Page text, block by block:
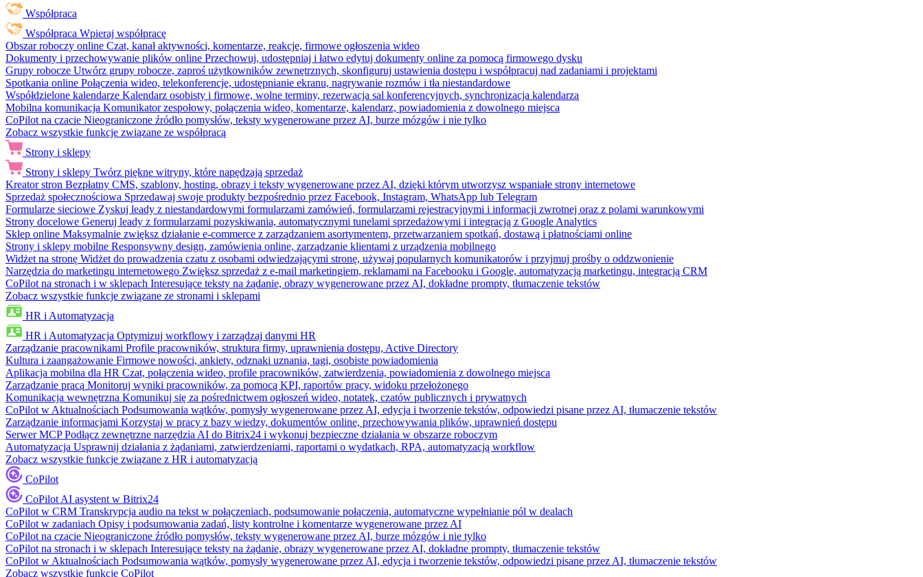
Współpraca
Współpraca Wpieraj współpracę
Obszar roboczy online Czat, kanał aktywności, komentarze, reakcje, firmowe ogłoszenia wideo
Dokumenty i przechowywanie plików online Przechowuj, udostępniaj i łatwo edytuj dokumenty online za pomocą firmowego dysku
Grupy robocze Utwórz grupy robocze, zaproś użytkowników zewnętrznych, skonfiguruj ustawienia dostępu i współpracuj nad zadaniami i projektami
Spotkania online Połączenia wideo, telekonferencje, udostępnianie ekranu, nagrywanie rozmów i tła niestandardowe
Współdzielone kalendarze Kalendarz osobisty i firmowe, wolne terminy, rezerwacja sal konferencyjnych, synchronizacja kalendarza
Mobilna komunikacja Komunikator zespołowy, połączenia wideo, komentarze, kalendarz, powiadomienia z dowolnego miejsca
CoPilot na czacie Nieograniczone źródło pomysłów, teksty wygenerowane przez AI, burze mózgów i nie tylko
Zobacz wszystkie funkcje związane ze współpracą
Strony i sklepy
Strony i sklepy Twórz piękne witryny, które napędzają sprzedaż
Kreator stron Bezpłatny CMS, szablony, hosting, obrazy i teksty wygenerowane przez AI, dzięki którym utworzysz wspaniałe strony internetowe
Sprzedaż społecznościowa Sprzedawaj swoje produkty bezpośrednio przez Facebook, Instagram, WhatsApp lub Telegram
Formularze sieciowe Zyskuj leady z niestandardowymi formularzami zamówień, formularzami rejestracyjnymi i informacji zwrotnej oraz z polami warunkowymi
Strony docelowe Generuj leady z formularzami pozyskiwania, automatycznymi tunelami sprzedażowymi i integracją z Google Analytics
Sklep online Maksymalnie zwiększ działanie e-commerce z zarządzaniem asortymentem, przetwarzaniem spotkań, dostawą i płatnościami online
Strony i sklepy mobilne Responsywny design, zamówienia online, zarządzanie klientami z urządzenia mobilnego
Widżet na stronę Widżet do prowadzenia czatu z osobami odwiedzającymi stronę, używaj popularnych komunikatorów i przyjmuj prośby o oddzwonienie
Narzędzia do marketingu internetowego Zwiększ sprzedaż z e-mail marketingiem, reklamami na Facebooku i Google, automatyzacją marketingu, integracją CRM
CoPilot na stronach i w sklepach Interesujące teksty na żądanie, obrazy wygenerowane przez AI, dokładne prompty, tłumaczenie tekstów
Zobacz wszystkie funkcje związane ze stronami i sklepami
HR i Automatyzacja
HR i Automatyzacja Optymizuj workflowy i zarządzaj danymi HR
Zarządzanie pracownikami Profile pracowników, struktura firmy, uprawnienia dostępu, Active Directory
Kultura i zaangażowanie Firmowe nowości, ankiety, odznaki uznania, tagi, osobiste powiadomienia
Aplikacja mobilna dla HR Czat, połączenia wideo, profile pracowników, zatwierdzenia, powiadomienia z dowolnego miejsca
Zarządzanie pracą Monitoruj wyniki pracowników, za pomocą KPI, raportów pracy, widoku przełożonego
Komunikacja wewnętrzna Komunikuj się za pośrednictwem ogłoszeń wideo, notatek, czatów publicznych i prywatnych
CoPilot w Aktualnościach Podsumowania wątków, pomysły wygenerowane przez AI, edycja i tworzenie tekstów, odpowiedzi pisane przez AI, tłumaczenie tekstów
Zarządzanie informacjami Korzystaj w pracy z bazy wiedzy, dokumentów online, przechowywania plików, uprawnień dostępu
Serwer MCP Podłącz zewnętrzne narzędzia AI do Bitrix24 i wykonuj bezpieczne działania w obszarze roboczym
Automatyzacja Usprawnij działania z żądaniami, zatwierdzeniami, raportami o wydatkach, RPA, automatyzacją workflow
Zobacz wszystkie funkcje związane z HR i automatyzacją
CoPilot
CoPilot AI asystent w Bitrix24
CoPilot w CRM Transkrypcja audio na tekst w połączeniach, podsumowanie połączenia, automatyczne wypełnianie pól w dealach
CoPilot w zadaniach Opisy i podsumowania zadań, listy kontrolne i komentarze wygenerowane przez AI
CoPilot na czacie Nieograniczone źródło pomysłów, teksty wygenerowane przez AI, burze mózgów i nie tylko
CoPilot na stronach i w sklepach Interesujące teksty na żądanie, obrazy wygenerowane przez AI, dokładne prompty, tłumaczenie tekstów
CoPilot w Aktualnościach Podsumowania wątków, pomysły wygenerowane przez AI, edycja i tworzenie tekstów, odpowiedzi pisane przez AI, tłumaczenie tekstów
Zobacz wszystkie funkcje CoPilot